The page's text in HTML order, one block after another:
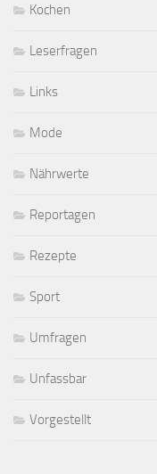
Kochen
Leserfragen
Links
Mode
Nährwerte
Reportagen
Rezepte
Sport
Umfragen
Unfassbar
Vorgestellt